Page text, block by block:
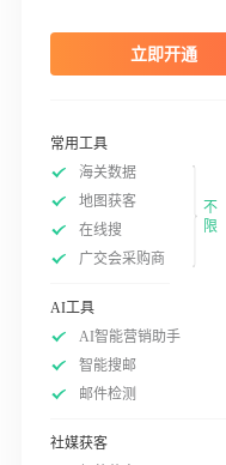
立即开通
常用工具
海关数据
地图获客
在线搜
广交会采购商
不
限
AI工具
AI智能营销助手
智能搜邮
邮件检测
社媒获客